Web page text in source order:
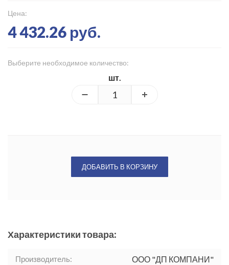
Цена:
4 432.26 руб.
Выберите необходимое количество:
шт.
ДОБАВИТЬ В КОРЗИНУ
Характеристики товара:
Производитель: ООО "ДП КОМПАНИ"